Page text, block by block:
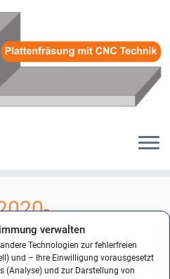
verwalten
Technologien zur fehlerfreien
und – Ihre Einwilligung vorausgesetzt
(Analyse) und zur Darstellung von